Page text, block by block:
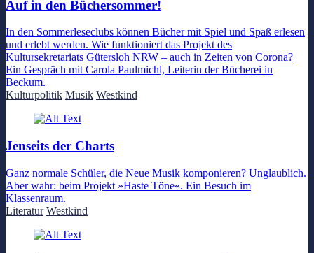
Auf in den Büchersommer!
In den Sommerleseclubs können Bücher mit Spiel und Spaß erlesen
und erlebt werden. Wie funktioniert das Projekt des
Kultursekretariats Gütersloh NRW – auch in Zeiten von Corona?
Ein Gespräch mit Carola Paulmichl, Leiterin der Bücherei in
Beckum.
Kulturpolitik Musik Westkind
Jenseits der Charts
Ganz normale Schüler, die Neue Musik komponieren? Unglaublich.
Aber wahr: beim Projekt »Haste Töne«. Ein Besuch im
Klassenraum.
Literatur Westkind